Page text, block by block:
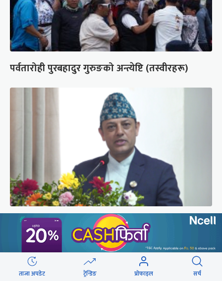
पर्वतारोही पुरबहादुर गुरुङको अन्त्येष्टि (तस्वीरहरू)
‘संसद्‍मा कालो चस्मा खोल्नू, बैठक चल्दा सेयर कारोबार
नगर्नू’
ताजा अपडेट ट्रेन्डिङ प्रोफाइल सर्च